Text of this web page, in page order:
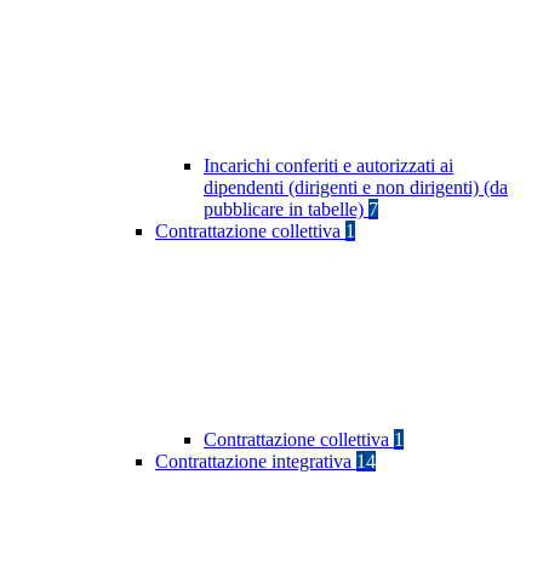
Incarichi conferiti e autorizzati ai
dipendenti (dirigenti e non dirigenti) (da
pubblicare in tabelle) 7
Contrattazione collettiva 1
Contrattazione collettiva 1
Contrattazione integrativa 14